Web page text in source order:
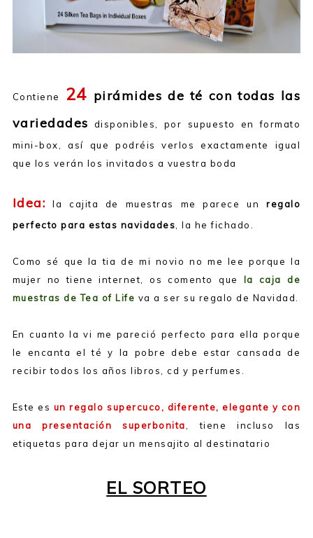
Contiene 24 pirámides de té con todas las
variedades
disponibles, por supuesto en formato
mini-box, así que podréis verlos exactamente igual
que los verán los invitados a vuestra boda
Idea: la cajita de muestras me parece un
regalo
perfecto para estas navidades, la he fichado.
Como sé que la tia de mi novio no me lee porque la
mujer no tiene internet, os comento que la caja de
muestras de Tea of Life va a ser su regalo de Navidad.
En cuanto la vi me pareció perfecto para ella porque
le encanta el té y la pobre debe estar cansada de
recibir todos los años libros, cd y perfumes.
Este es un regalo supercuco, diferente, elegante y con
una presentación superbonita, tiene incluso las
etiquetas para dejar un mensajito al destinatario
EL SORTEO